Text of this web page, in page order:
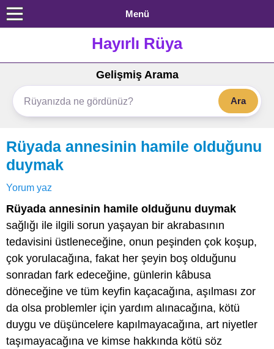
Menü
Hayırlı Rüya
Gelişmiş Arama
Ara
Rüyada annesinin hamile olduğunu
duymak
Yorum yaz
Rüyada annesinin hamile olduğunu duymak
sağlığı ile ilgili sorun yaşayan bir akrabasının
tedavisini üstleneceğine, onun peşinden çok koşup,
çok yorulacağına, fakat her şeyin boş olduğunu
sonradan fark edeceğine, günlerin kâbusa
döneceğine ve tüm keyfin kaçacağına, aşılması zor
da olsa problemler için yardım alınacağına, kötü
duygu ve düşüncelere kapılmayacağına, art niyetler
taşımayacağına ve kimse hakkında kötü söz